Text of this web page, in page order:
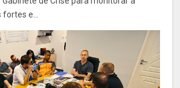
fortes e...